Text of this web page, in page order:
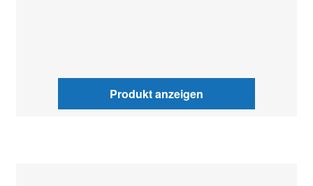
Produkt anzeigen